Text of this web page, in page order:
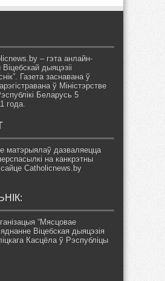
– гэта анлайн-
Віцебскай дыяцэзіі
Газета заснавана ў
ў Міністэрстве
Беларусь 5
года.
матэрыялаў дазваляецца
на канкрэтны
Catholicnews.by
“Мясцовае
Віцебская дыяцэзія
Касцёла ў Рэспубліцы